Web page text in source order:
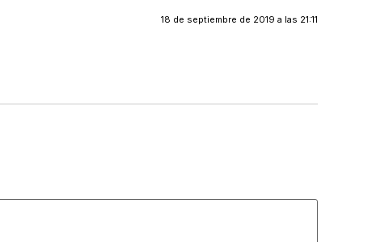
18 de septiembre de 2019 a las 21:11